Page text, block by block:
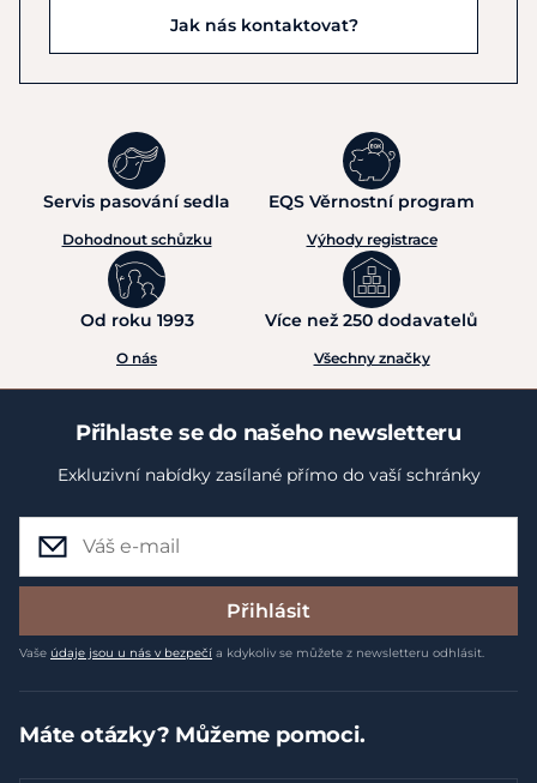
Jak nás kontaktovat?
Servis pasování sedla
Dohodnout schůzku
EQS Věrnostní program
Výhody registrace
Od roku 1993
O nás
Více než 250 dodavatelů
Všechny značky
Přihlaste se do našeho newsletteru
Exkluzivní nabídky zasílané přímo do vaší schránky
Přihlásit
Vaše údaje jsou u nás v bezpečí a kdykoliv se můžete z newsletteru odhlásit.
Máte otázky? Můžeme pomoci.